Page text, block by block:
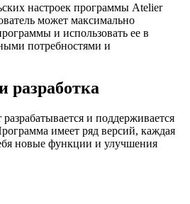
настроек программы Atelier
может максимально
и использовать ее в
потребностями и
разработка
и поддерживается
имеет ряд версий, каждая
новые функции и улучшения